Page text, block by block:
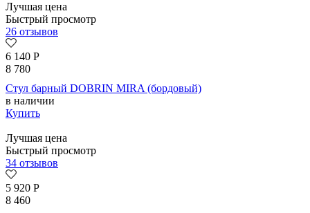
Лучшая цена
Быстрый просмотр
26 отзывов
6 140 Р
8 780
Стул барный DOBRIN MIRA (бордовый)
в наличии
Купить
Лучшая цена
Быстрый просмотр
34 отзывов
5 920 Р
8 460